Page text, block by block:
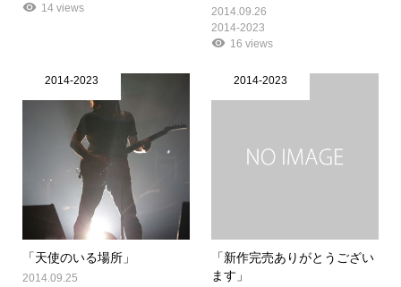
14 views
2014.09.26
2014-2023
16 views
2014-2023
「天使のいる場所」
2014.09.25
2014-2023
「新作完売ありがとうござい
ます」